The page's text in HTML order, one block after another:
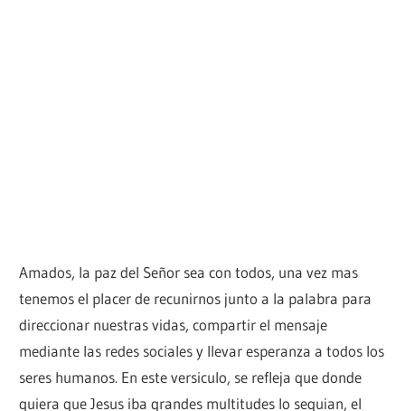
Amados, la paz del Señor sea con todos, una vez mas
tenemos el placer de recunirnos junto a la palabra para
direccionar nuestras vidas, compartir el mensaje
mediante las redes sociales y llevar esperanza a todos los
seres humanos. En este versiculo, se refleja que donde
quiera que Jesus iba grandes multitudes lo seguian, el